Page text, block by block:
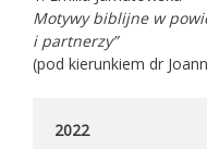
Motywy biblijne w
i partnerzy”
(pod kierunkiem dr